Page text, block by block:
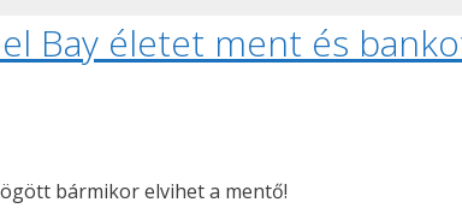
Bay életet ment és
bármikor elvihet a mentő!